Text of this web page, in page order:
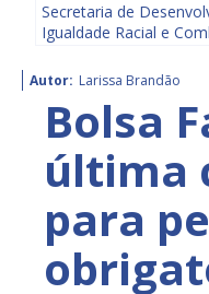
Secretaria de
Igualdade Racial e
Autor: Larissa Brandão
Bolsa
última
para